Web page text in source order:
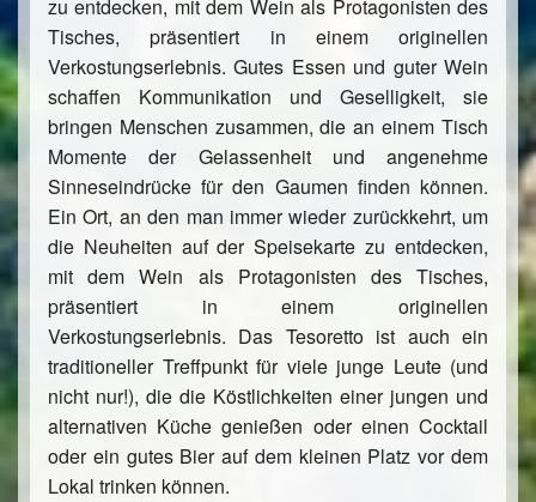
zu entdecken, mit dem Wein als Protagonisten des
Tisches, präsentiert in einem originellen
Verkostungserlebnis. Gutes Essen und guter Wein
schaffen Kommunikation und Geselligkeit, sie
bringen Menschen zusammen, die an einem Tisch
Momente der Gelassenheit und angenehme
Sinneseindrücke für den Gaumen finden können.
Ein Ort, an den man immer wieder zurückkehrt, um
die Neuheiten auf der Speisekarte zu entdecken,
mit dem Wein als Protagonisten des Tisches,
präsentiert in einem originellen
Verkostungserlebnis. Das Tesoretto ist auch ein
traditioneller Treffpunkt für viele junge Leute (und
nicht nur!), die die Köstlichkeiten einer jungen und
alternativen Küche genießen oder einen Cocktail
oder ein gutes Bier auf dem kleinen Platz vor dem
Lokal trinken können.